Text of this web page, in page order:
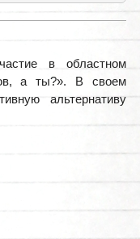
в областном
а ты?». В своем
альтернативу